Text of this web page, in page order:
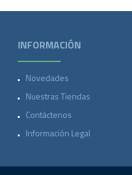
INFORMACIÓN
Novedades
Nuestras Tiendas
Contáctenos
Información Legal